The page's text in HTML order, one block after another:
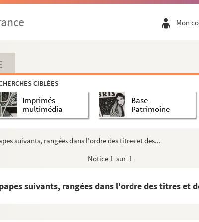
Mon
CIBLÉES
Imprimés
multimédia
Base
Patrimoine
suivants, rangées dans l'ordre des titres et des...
Notice 1 sur 1
suivants, rangées dans l'ordre des titres et
basse et moyenne justice »
principis »
parties
»
chronique universelle de Martinus Polonus
de quelques grandes maisons de Franc...